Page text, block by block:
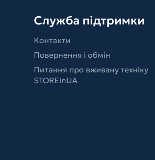
Служба підтримки
Контакти
Повернення і обмін
Питання про вживану техніку
STOREinUA